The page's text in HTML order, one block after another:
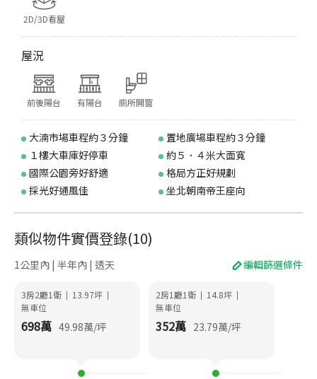
2D/3D看屋
屋況
前後陽台 有陽台 廁所開窗
大湳市場車程約３分鐘
置地廣場車程約３分鐘
１樓大車庫好停車
約５．４米大面寬
國際公園旁好舒適
格局方正好規劃
採光好通風佳
坐北朝南帝王座向
類似物件實價登錄(10)
1公里內 | 半年內 | 透天 編輯篩選條件
3房2廳1衛 | 13.97坪 |
無車位
698萬 49.98萬/坪
2房1廳1衛 | 14.8坪 |
無車位
352萬 23.79萬/坪